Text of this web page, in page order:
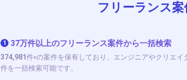
フリーランス
1 37万件以上のフリーランス案件から一括検索
374,981件※の案件を保有しており、エンジニアやクリエイ
件を一括検索可能です。